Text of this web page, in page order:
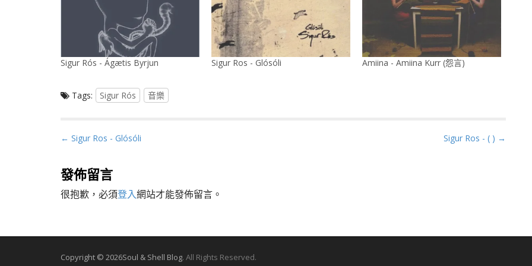
Sigur Rós - Ágætis Byrjun Sigur Ros - Glósóli Amiina - Amiina Kurr (怨言)
Tags: Sigur Rós 音樂
P
s
t
n
i
g
← Sigur Ros - Glósóli Sigur Ros - ( ) →
發佈留言
很抱歉，必須登入網站才能發佈留言。
Copyright © 2026Soul & Shell Blog. All Rights Reserved.